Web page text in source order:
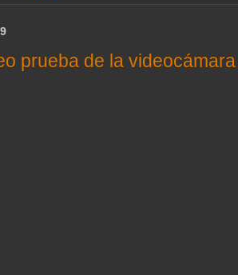
prueba de la